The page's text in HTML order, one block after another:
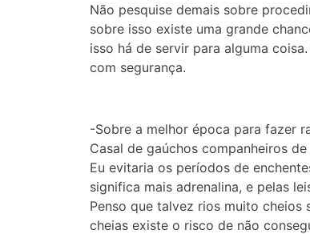
Não pesquise demais sobre
sobre isso existe uma grande
isso há de servir para alguma
com segurança.
-Sobre a melhor época para fazer
Casal de gaúchos companheiros
Eu evitaria os períodos de
significa mais adrenalina, e pelas
Penso que talvez rios muito cheios
cheias existe o risco de não